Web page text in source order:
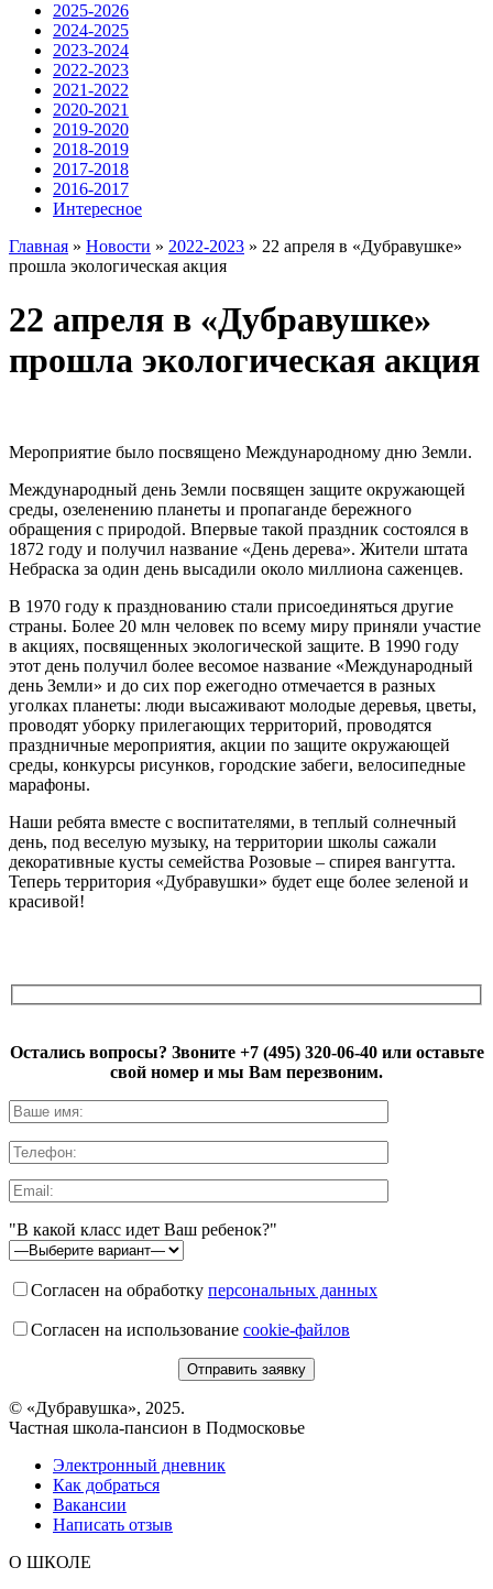
2025-2026
2024-2025
2023-2024
2022-2023
2021-2022
2020-2021
2019-2020
2018-2019
2017-2018
2016-2017
Интересное
Главная » Новости » 2022-2023 » 22 апреля в «Дубравушке»
прошла экологическая акция
22 апреля в «Дубравушке»
прошла экологическая акция
Мероприятие было посвящено Международному дню Земли.
Международный день Земли посвящен защите окружающей
среды, озеленению планеты и пропаганде бережного
обращения с природой. Впервые такой праздник состоялся в
1872 году и получил название «День дерева». Жители штата
Небраска за один день высадили около миллиона саженцев.
В 1970 году к празднованию стали присоединяться другие
страны. Более 20 млн человек по всему миру приняли участие
в акциях, посвященных экологической защите. В 1990 году
этот день получил более весомое название «Международный
день Земли» и до сих пор ежегодно отмечается в разных
уголках планеты: люди высаживают молодые деревья, цветы,
проводят уборку прилегающих территорий, проводятся
праздничные мероприятия, акции по защите окружающей
среды, конкурсы рисунков, городские забеги, велосипедные
марафоны.
Наши ребята вместе с воспитателями, в теплый солнечный
день, под веселую музыку, на территории школы сажали
декоративные кусты семейства Розовые – спирея вангутта.
Теперь территория «Дубравушки» будет еще более зеленой и
красивой!
Остались вопросы? Звоните +7 (495) 320-06-40 или оставьте
свой номер и мы Вам перезвоним.
"В какой класс идет Ваш ребенок?"
Согласен на обработку персональных данных
Согласен на использование cookie-файлов
© «Дубравушка», 2025.
Частная школа-пансион в Подмосковье
Электронный дневник
Как добраться
Вакансии
Написать отзыв
О ШКОЛЕ